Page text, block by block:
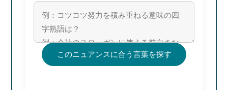
このニュアンスに合う言葉を探す